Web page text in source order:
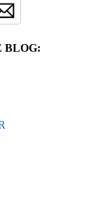
BLOG: